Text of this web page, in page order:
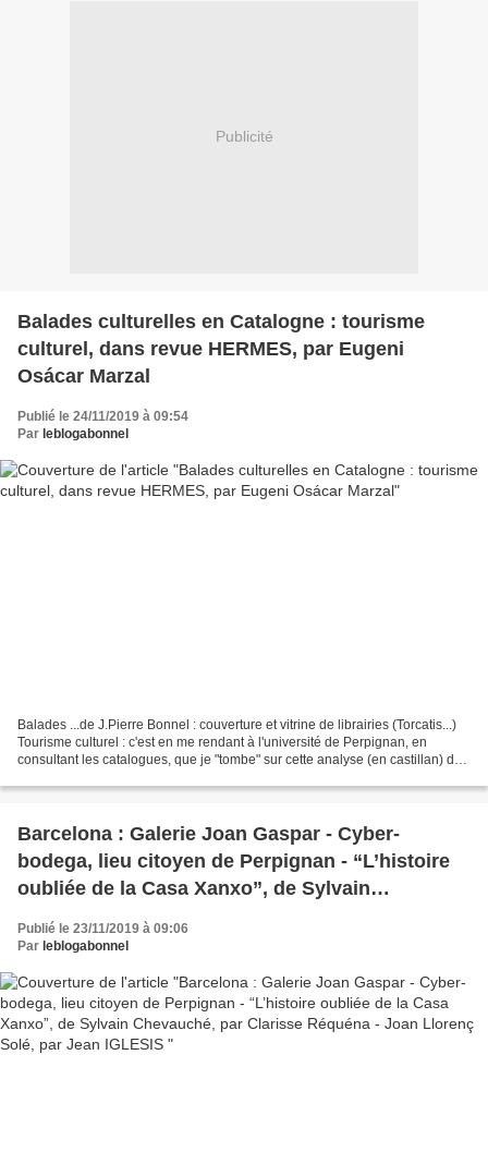
Publicité
Balades culturelles en Catalogne : tourisme
culturel, dans revue HERMES, par Eugeni
Osácar Marzal
Publié le 24/11/2019 à 09:54
Par leblogabonnel
Balades ...de J.Pierre Bonnel : couverture et vitrine de librairies (Torcatis...)
Tourisme culturel : c'est en me rendant à l'université de Perpignan, en
consultant les catalogues, que je "tombe" sur cette analyse (en castillan) de
Barcelona : Galerie Joan Gaspar - Cyber-
bodega, lieu citoyen de Perpignan - “L’histoire
oubliée de la Casa Xanxo”, de Sylvain
Chevauché, par Clarisse Réquéna - Joan
Llorenç Solé, par Jean IGLESIS
Publié le 23/11/2019 à 09:06
Par leblogabonnel